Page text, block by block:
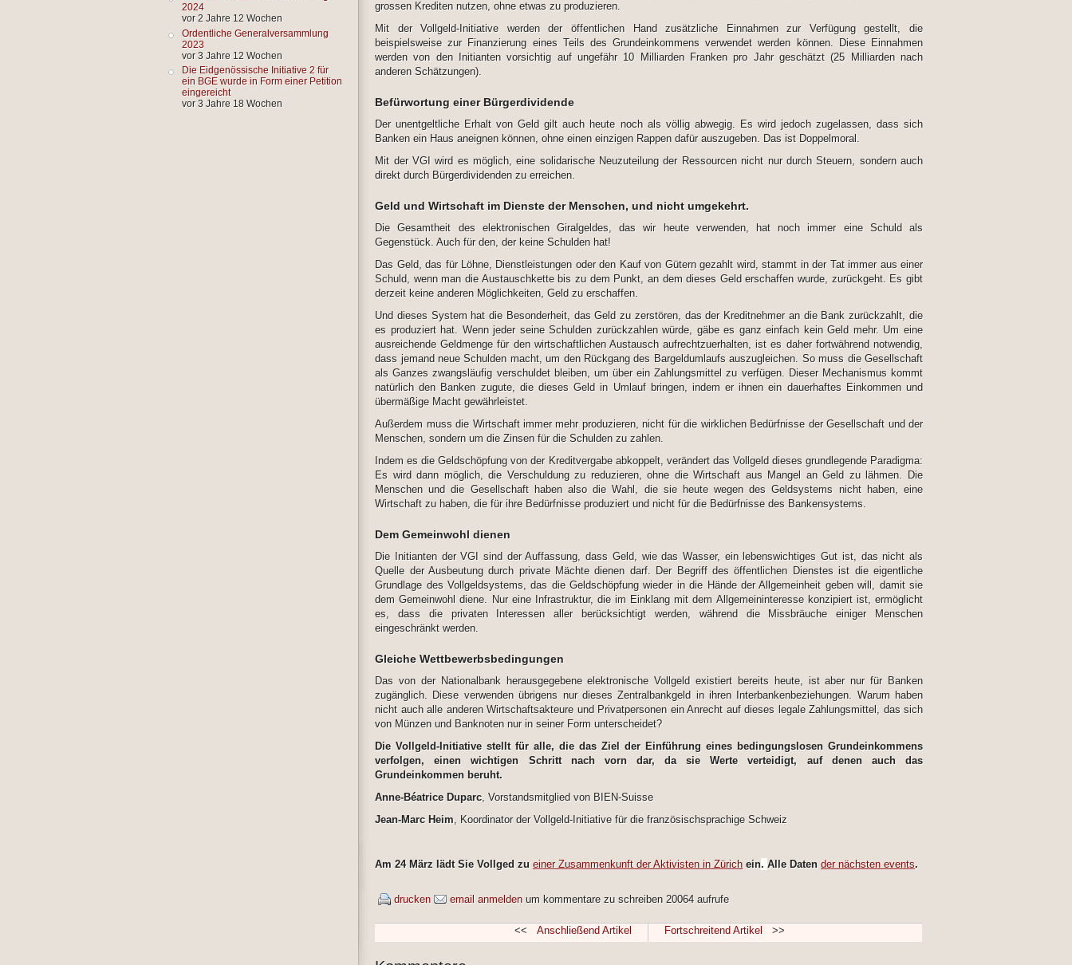
grossen Krediten nutzen, ohne etwas zu produzieren.
Mit der Vollgeld-Initiative werden der öffentlichen Hand zusätzliche Einnahmen zur Verfügung gestellt, die
beispielsweise zur Finanzierung eines Teils des Grundeinkommens verwendet werden können. Diese Einnahmen
werden von den Initianten vorsichtig auf ungefähr 10 Milliarden Franken pro Jahr geschätzt (25 Milliarden nach
anderen Schätzungen).
Befürwortung einer Bürgerdividende
Der unentgeltliche Erhalt von Geld gilt auch heute noch als völlig abwegig. Es wird jedoch zugelassen, dass sich
Banken ein Haus aneignen können, ohne einen einzigen Rappen dafür auszugeben. Das ist Doppelmoral.
Mit der VGI wird es möglich, eine solidarische Neuzuteilung der Ressourcen nicht nur durch Steuern, sondern auch
direkt durch Bürgerdividenden zu erreichen.
Geld und Wirtschaft im Dienste der Menschen, und nicht umgekehrt.
Die Gesamtheit des elektronischen Giralgeldes, das wir heute verwenden, hat noch immer eine Schuld als
Gegenstück. Auch für den, der keine Schulden hat!
Das Geld, das für Löhne, Dienstleistungen oder den Kauf von Gütern gezahlt wird, stammt in der Tat immer aus einer
Schuld, wenn man die Austauschkette bis zu dem Punkt, an dem dieses Geld erschaffen wurde, zurückgeht. Es gibt
derzeit keine anderen Möglichkeiten, Geld zu erschaffen.
Und dieses System hat die Besonderheit, das Geld zu zerstören, das der Kreditnehmer an die Bank zurückzahlt, die
es produziert hat. Wenn jeder seine Schulden zurückzahlen würde, gäbe es ganz einfach kein Geld mehr. Um eine
ausreichende Geldmenge für den wirtschaftlichen Austausch aufrechtzuerhalten, ist es daher fortwährend notwendig,
dass jemand neue Schulden macht, um den Rückgang des Bargeldumlaufs auszugleichen. So muss die Gesellschaft
als Ganzes zwangsläufig verschuldet bleiben, um über ein Zahlungsmittel zu verfügen. Dieser Mechanismus kommt
natürlich den Banken zugute, die dieses Geld in Umlauf bringen, indem er ihnen ein dauerhaftes Einkommen und
übermäßige Macht gewährleistet.
Außerdem muss die Wirtschaft immer mehr produzieren, nicht für die wirklichen Bedürfnisse der Gesellschaft und der
Menschen, sondern um die Zinsen für die Schulden zu zahlen.
Indem es die Geldschöpfung von der Kreditvergabe abkoppelt, verändert das Vollgeld dieses grundlegende Paradigma:
Es wird dann möglich, die Verschuldung zu reduzieren, ohne die Wirtschaft aus Mangel an Geld zu lähmen. Die
Menschen und die Gesellschaft haben also die Wahl, die sie heute wegen des Geldsystems nicht haben, eine
Wirtschaft zu haben, die für ihre Bedürfnisse produziert und nicht für die Bedürfnisse des Bankensystems.
Dem Gemeinwohl dienen
Die Initianten der VGI sind der Auffassung, dass Geld, wie das Wasser, ein lebenswichtiges Gut ist, das nicht als
Quelle der Ausbeutung durch private Mächte dienen darf. Der Begriff des öffentlichen Dienstes ist die eigentliche
Grundlage des Vollgeldsystems, das die Geldschöpfung wieder in die Hände der Allgemeinheit geben will, damit sie
dem Gemeinwohl diene. Nur eine Infrastruktur, die im Einklang mit dem Allgemeininteresse konzipiert ist, ermöglicht
es, dass die privaten Interessen aller berücksichtigt werden, während die Missbräuche einiger Menschen
eingeschränkt werden.
Gleiche Wettbewerbsbedingungen
Das von der Nationalbank herausgegebene elektronische Vollgeld existiert bereits heute, ist aber nur für Banken
zugänglich. Diese verwenden übrigens nur dieses Zentralbankgeld in ihren Interbankenbeziehungen. Warum haben
nicht auch alle anderen Wirtschaftsakteure und Privatpersonen ein Anrecht auf dieses legale Zahlungsmittel, das sich
von Münzen und Banknoten nur in seiner Form unterscheidet?
Die Vollgeld-Initiative stellt für alle, die das Ziel der Einführung eines bedingungslosen Grundeinkommens
verfolgen, einen wichtigen Schritt nach vorn dar, da sie Werte verteidigt, auf denen auch das
Grundeinkommen beruht.
Anne-Béatrice Duparc, Vorstandsmitglied von BIEN-Suisse
Jean-Marc Heim, Koordinator der Vollgeld-Initiative für die französischsprachige Schweiz
Am 24 März lädt Sie Vollged zueiner Zusammenkunft der Aktivisten in Zürich ein.Alle Datender nächsten events.
drucken email anmelden um kommentare zu schreiben 20064 aufrufe
<<Anschließend Artikel Fortschreitend Artikel >>
2024
vor 2 Jahre 12 Wochen
Ordentliche Generalversammlung
2023
vor 3 Jahre 12 Wochen
Die Eidgenössische Initiative 2 für
ein BGE wurde in Form einer Petition
eingereicht
vor 3 Jahre 18 Wochen